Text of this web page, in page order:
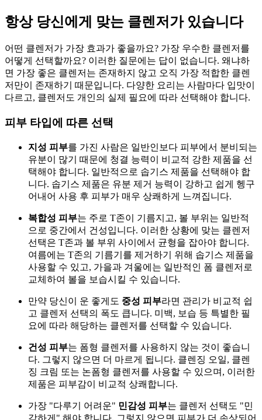
항상 당신에게 맞는 클렌저가 있습니다
어떤 클렌저가 가장 효과가 좋을까요? 가장 우수한 클렌저를
어떻게 선택할까요? 이러한 질문에는 답이 없습니다. 왜냐하
면 가장 좋은 클렌저는 존재하지 않고 오직 가장 적합한 클렌
저만이 존재하기 때문입니다. 다양한 요리는 사람마다 입맛이
다르고, 클렌저도 개인의 실제 필요에 따라 선택해야 합니다.
피부 타입에 따른 선택
지성 피부를 가진 사람은 일반인보다 피부에서 분비되는
유분이 많기 때문에 청결 능력이 비교적 강한 제품을 선
택해야 합니다. 일반적으로 솝기스 제품을 선택해야 합
니다. 솝기스 제품은 유분 제거 능력이 강하고 쉽게 헹구
어내어 사용 후 피부가 매우 상쾌하게 느껴집니다.
복합성 피부는 주로 T존이 기름지고, 볼 부위는 일반적
으로 중간에서 건성입니다. 이러한 상황에 맞는 클렌저
선택은 T존과 볼 부위 사이에서 균형을 잡아야 합니다.
여름에는 T존의 기름기를 제거하기 위해 솝기스 제품을
사용할 수 있고, 가을과 겨울에는 일반적인 폼 클렌저로
교체하여 볼을 보습시킬 수 있습니다.
만약 당신이 운 좋게도 중성 피부라면 관리가 비교적 쉽
고 클렌저 선택의 폭도 큽니다. 미백, 보습 등 특별한 필
요에 따라 해당하는 클렌저를 선택할 수 있습니다.
건성 피부는 폼형 클렌저를 사용하지 않는 것이 좋습니
다. 그렇지 않으면 더 마르게 됩니다. 클렌징 오일, 클렌
징 크림 또는 논폼형 클렌저를 사용할 수 있으며, 이러한
제품은 피부감이 비교적 상쾌합니다.
가장 "다루기 어려운" 민감성 피부는 클렌저 선택도 "민
감하게" 해야 합니다. 그렇지 않으면 피부가 더 손상되어